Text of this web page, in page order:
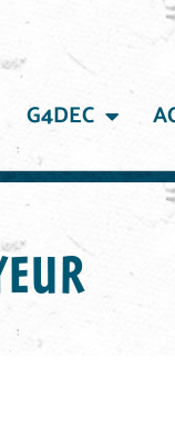
G4DEC
BROYEUR